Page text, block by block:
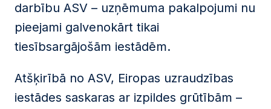
darbību ASV – uzņēmuma pakalpojumi nu
pieejami galvenokārt tikai
tiesībsargājošām iestādēm.
Atšķirībā no ASV, Eiropas uzraudzības
iestādes saskaras ar izpildes grūtībām –